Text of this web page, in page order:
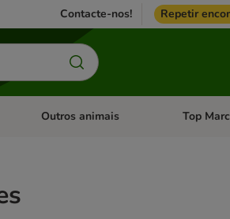
Contacte-nos! Repetir
Roedores
Abrir menu de categoria: Pássaros
Outros animais Abrir
Top